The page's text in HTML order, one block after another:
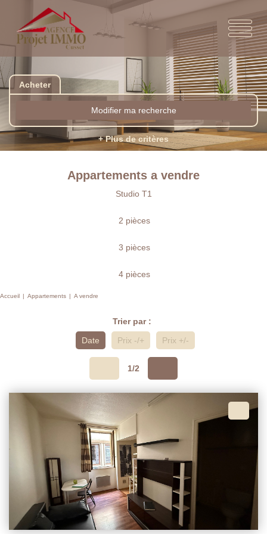
Acheter
Modifier ma recherche
+ Plus de critères
Appartements a vendre
Studio T1
2 pièces
3 pièces
4 pièces
Accueil Appartements A vendre
Trier par :
Date
Prix -/+ Prix +/-
1/2